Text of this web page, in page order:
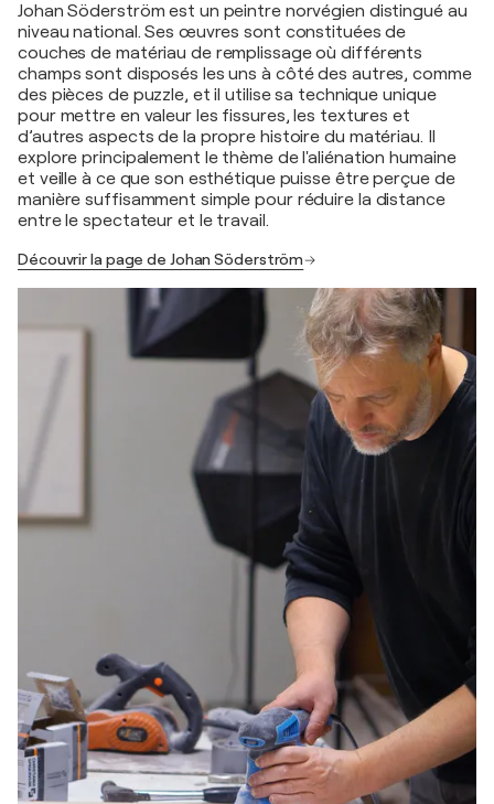
Johan Söderström est un peintre norvégien distingué au
niveau national. Ses œuvres sont constituées de
couches de matériau de remplissage où différents
champs sont disposés les uns à côté des autres, comme
des pièces de puzzle, et il utilise sa technique unique
pour mettre en valeur les fissures, les textures et
d’autres aspects de la propre histoire du matériau. Il
explore principalement le thème de l'aliénation humaine
et veille à ce que son esthétique puisse être perçue de
manière suffisamment simple pour réduire la distance
entre le spectateur et le travail.
Découvrir la page de Johan Söderström